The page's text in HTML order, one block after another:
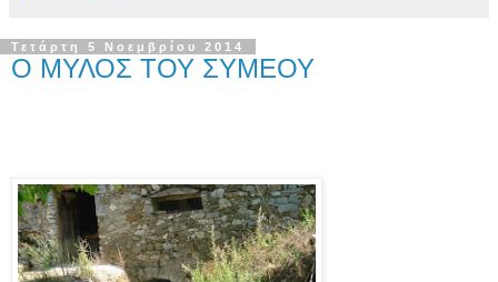
Τετάρτη 5 Νοεμβρίου 2014
Ο ΜΥΛΟΣ ΤΟΥ ΣΥΜΕΟΥ